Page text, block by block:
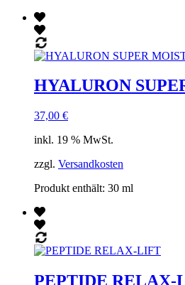
HYALURON
37,00 €
inkl. 19 % MwSt.
zzgl. Versandkosten
Produkt enthält: 30 ml
PEPTIDE RELAX-